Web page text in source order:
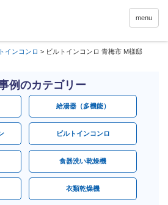
menu
インコンロ > ビルトインコンロ 青梅市 M様邸
例のカテゴリー
給湯器（多機能）
ビルトインコンロ
食器洗い乾燥機
衣類乾燥機